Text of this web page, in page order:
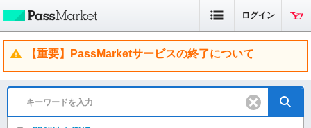
ログイン
【重要】PassMarketサービスの終了について